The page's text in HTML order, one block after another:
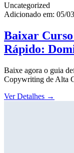
Uncategorized
Adicionado em: 05/
Baixar
Rápido:
Baixe agora o guia
Copywriting de Alta
Ver Detalhes →